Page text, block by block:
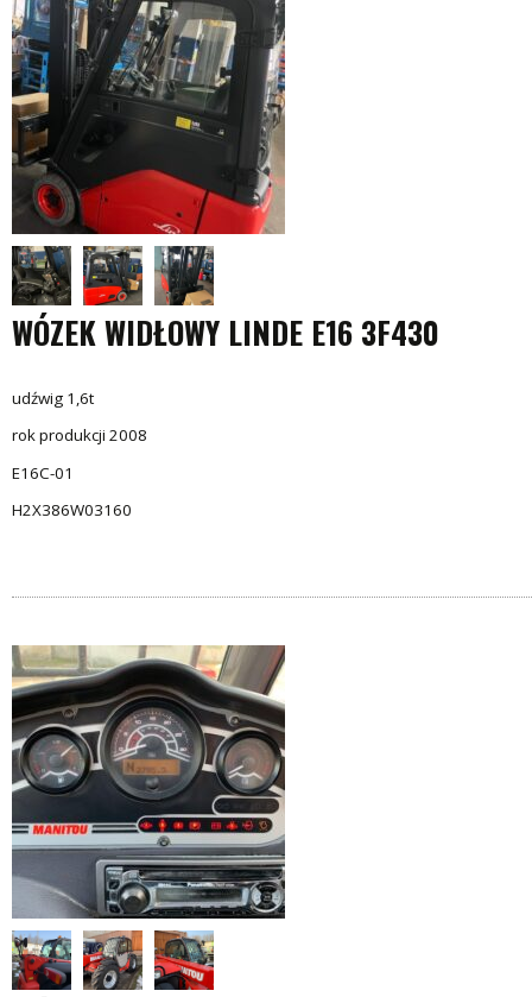
WÓZEK WIDŁOWY LINDE E16 3F430
udźwig 1,6t
rok produkcji 2008
E16C-01
H2X386W03160